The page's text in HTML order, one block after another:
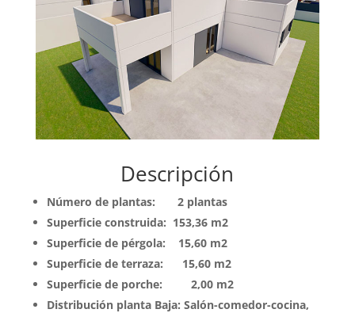
Descripción
Número de plantas: 2 plantas
Superficie construida: 153,36 m2
Superficie de pérgola: 15,60 m2
Superficie de terraza: 15,60 m2
Superficie de porche: 2,00 m2
Distribución planta Baja: Salón-comedor-cocina,